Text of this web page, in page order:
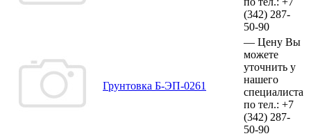
(342) 287-
50-90
Грунтовка Б-ЭП-0261
— Цену Вы
можете
уточнить у
нашего
специалиста
по тел.: +7
(342) 287-
50-90